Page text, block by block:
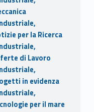
per la Ricerca
di Lavoro
in evidenza
per il mare